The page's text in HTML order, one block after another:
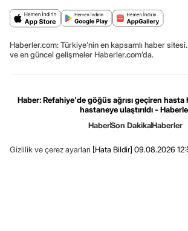
Haberler.com: Türkiye’nin en kapsamlı haber
ve en güncel gelişmeler Haberler.com’da.
Haber: Refahiye'de göğüs ağrısı geçiren hasta
hastaneye ulaştırıldı -
HaberSon DakikaHaberler
Gizlilik ve çerez ayarları [Hata Bildir] 09.08.2026